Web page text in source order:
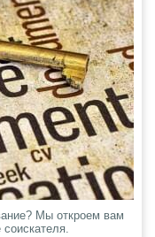
Мы откроем вам